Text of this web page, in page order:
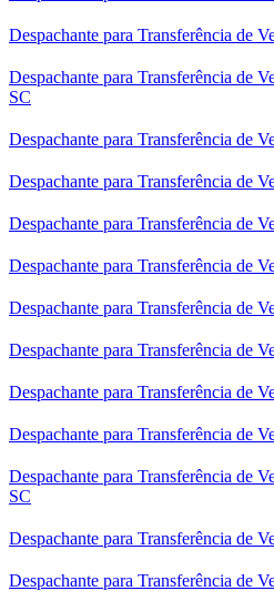
Despachante para Transferência de
Despachante para Transferência de
SC
Despachante para Transferência de
Despachante para Transferência de
Despachante para Transferência de
Despachante para Transferência de
Despachante para Transferência de
Despachante para Transferência de
Despachante para Transferência de
Despachante para Transferência de
Despachante para Transferência de
SC
Despachante para Transferência de
Despachante para Transferência de